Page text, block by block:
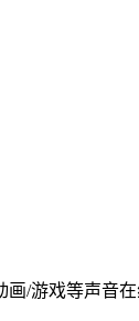
画/游戏等声音